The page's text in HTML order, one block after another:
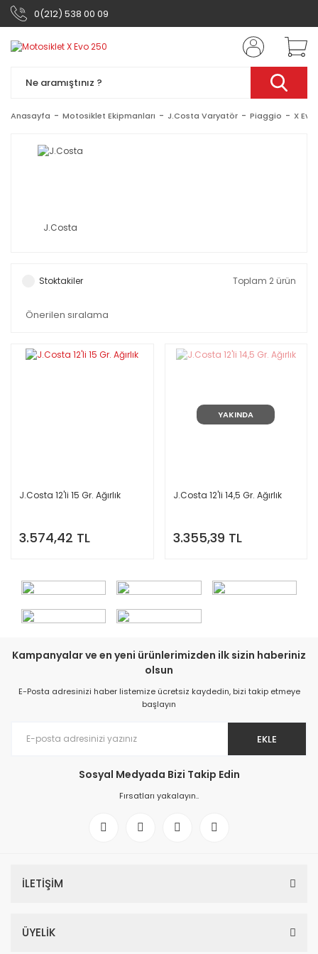
0(212) 538 00 09
Anasayfa Motosiklet Ekipmanları J.Costa Varyatör Piaggio X
J.Costa
Stoktakiler Toplam 2 ürün
J.Costa 12'li 15 Gr. Ağırlık
3.574,42 TL
YAKINDA
J.Costa 12'li 14,5 Gr. Ağırlık
3.355,39 TL
Kampanyalar ve en yeni ürünlerimizden ilk sizin haberiniz
olsun
E-Posta adresinizi haber listemize ücretsiz kaydedin, bizi takip etmeye
başlayın
EKLE
Sosyal Medyada Bizi Takip Edin
Fırsatları yakalayın..
İLETİŞİM
ÜYELİK